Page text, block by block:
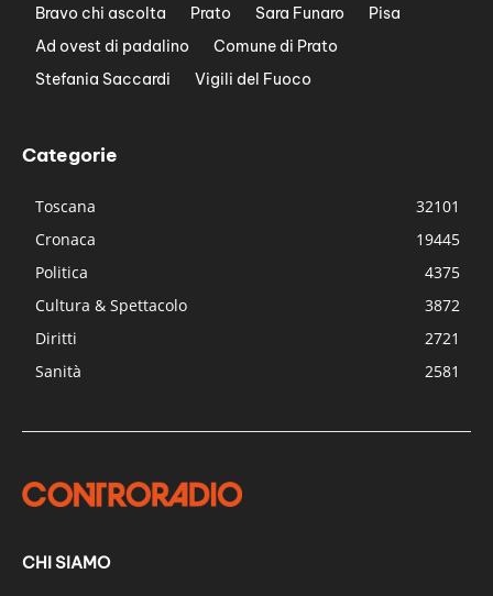
Bravo chi ascolta
Prato Sara Funaro
Pisa
Ad ovest di padalino
Comune di Prato
Stefania Saccardi
Vigili del Fuoco
Categorie
Toscana
32101
Cronaca
19445
Politica
4375
Cultura & Spettacolo
3872
Diritti
2721
Sanità
2581
CHI SIAMO